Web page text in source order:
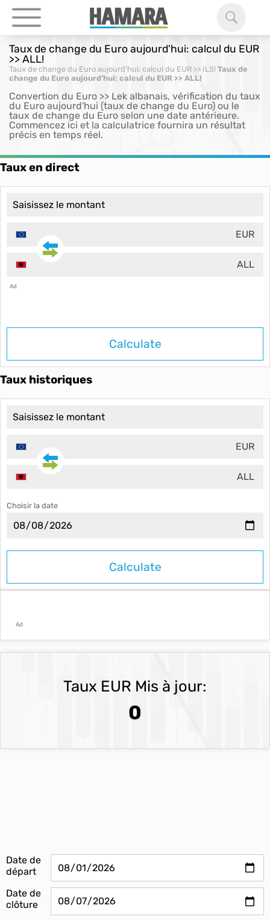
Taux de change du Euro aujourd'hui: calcul du EUR
>> ALL!
Taux de change du Euro aujourd’hui: calcul du EUR >> ILS! Taux de
change du Euro aujourd’hui: calcul du EUR >> ALL!
Convertion du Euro >> Lek albanais, vérification du taux
du Euro aujourd'hui (taux de change du Euro) ou le
taux de change du Euro selon une date antérieure.
Commencez ici et la calculatrice fournira un résultat
précis en temps réel.
Taux en direct
EUR
ALL
Ad
Calculate
Taux historiques
EUR
ALL
Choisir la date
Ad
Taux EUR Mis à jour:
0
Date de
départ
Date de
clôture